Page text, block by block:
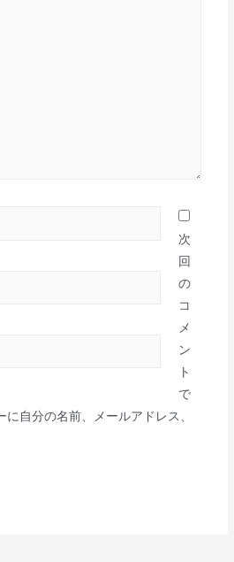
次
回
の
コ
メ
ン
ト
で
自分の名前、メールアドレス、